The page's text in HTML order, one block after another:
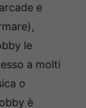
e
le
a molti
o
è